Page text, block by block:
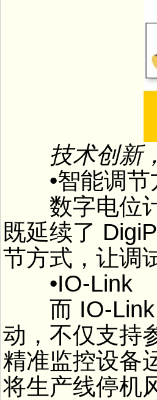
技术创新
•智能调节
数字电位计
既延续了
节方式，让调
•IO-Link
而 IO-Link
动，不仅支持
精准监控设备
将生产线停机